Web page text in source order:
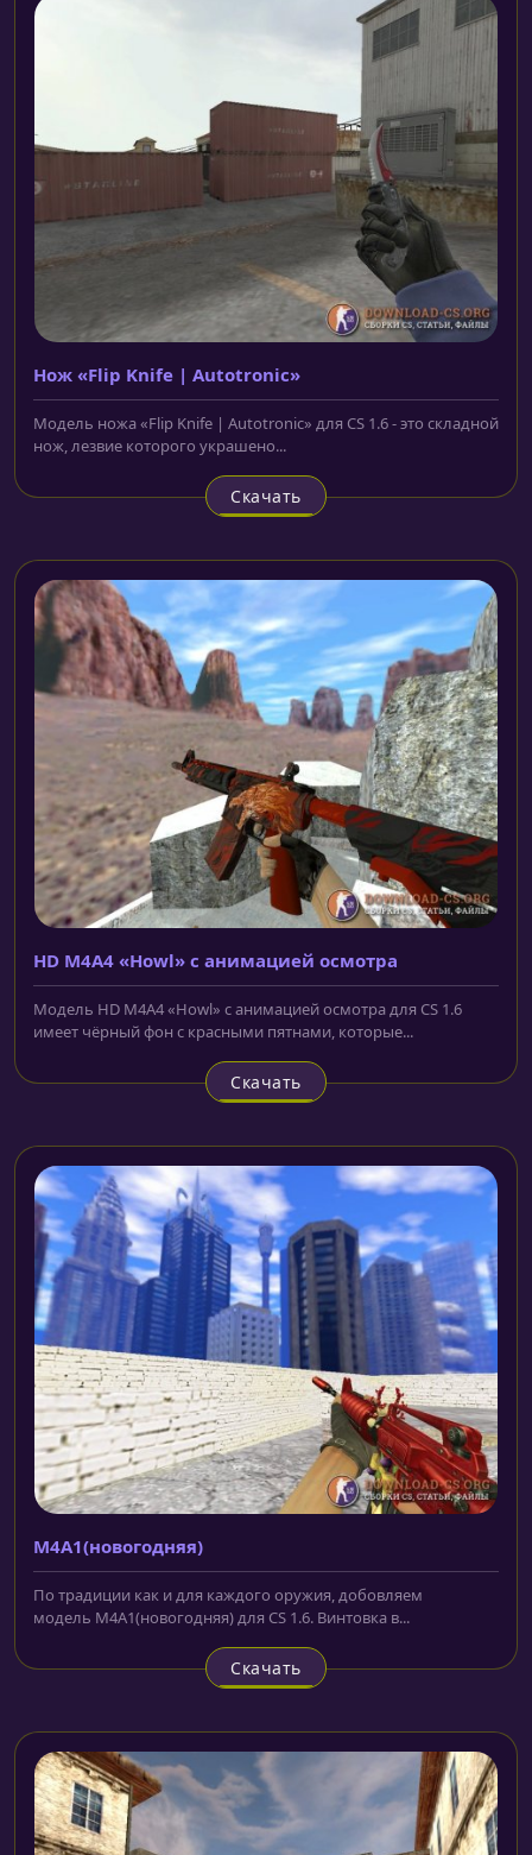
Нож «Flip Knife | Autotronic»
Модель ножа «Flip Knife | Autotronic» для CS 1.6 - это складной
нож, лезвие которого украшено...
Скачать
HD M4A4 «Howl» с анимацией осмотра
Модель HD M4A4 «Howl» с анимацией осмотра для CS 1.6
имеет чёрный фон с красными пятнами, которые...
Скачать
M4A1(новогодняя)
По традиции как и для каждого оружия, добовляем
модель M4A1(новогодняя) для CS 1.6. Винтовка в...
Скачать